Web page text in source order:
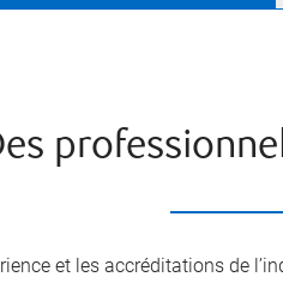
et les accréditations de